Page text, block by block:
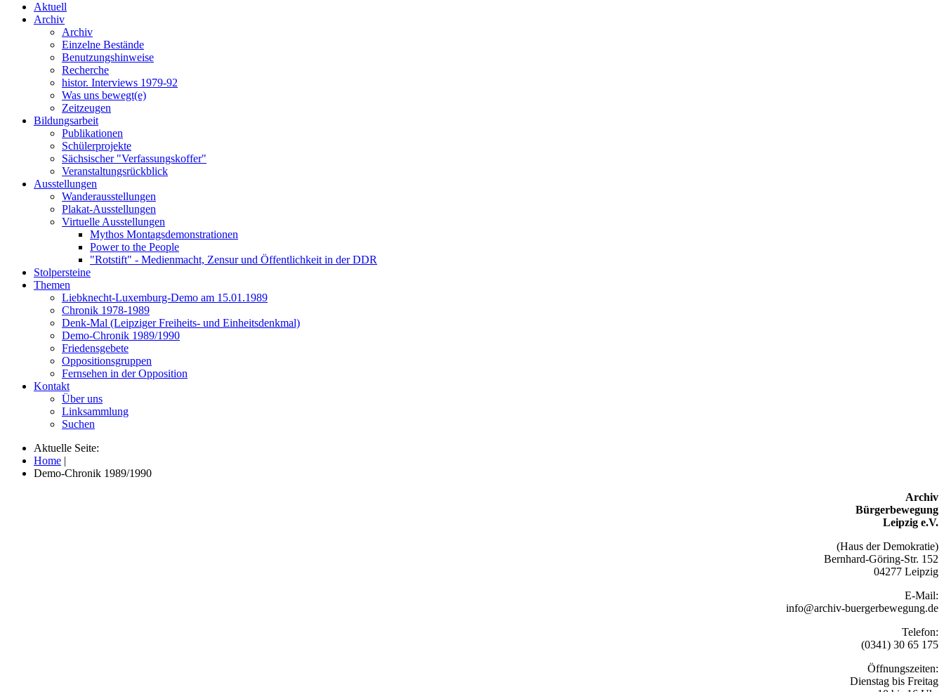
Aktuell
Archiv
Archiv
Einzelne Bestände
Benutzungshinweise
Recherche
histor. Interviews 1979-92
Was uns bewegt(e)
Zeitzeugen
Bildungsarbeit
Publikationen
Schülerprojekte
Sächsischer "Verfassungskoffer"
Veranstaltungsrückblick
Ausstellungen
Wanderausstellungen
Plakat-Ausstellungen
Virtuelle Ausstellungen
Mythos Montagsdemonstrationen
Power to the People
"Rotstift" - Medienmacht, Zensur und Öffentlichkeit in der DDR
Stolpersteine
Themen
Liebknecht-Luxemburg-Demo am 15.01.1989
Chronik 1978-1989
Denk-Mal (Leipziger Freiheits- und Einheitsdenkmal)
Demo-Chronik 1989/1990
Friedensgebete
Oppositionsgruppen
Fernsehen in der Opposition
Kontakt
Über uns
Linksammlung
Suchen
Aktuelle Seite:
Home |
Demo-Chronik 1989/1990
Archiv
Bürgerbewegung
Leipzig e.V.
(Haus der Demokratie)
Bernhard-Göring-Str. 152
04277 Leipzig
E-Mail:
info@archiv-buergerbewegung.de
Telefon:
(0341) 30 65 175
Öffnungszeiten:
Dienstag bis Freitag